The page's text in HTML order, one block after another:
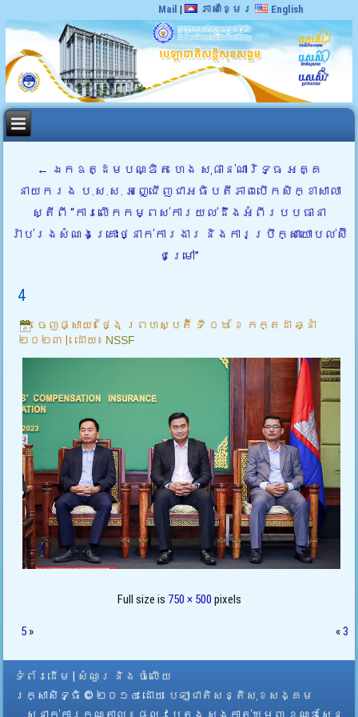
Mail | ភាសាខ្មែរ English
← ឯកឧត្ដមបណ្ឌិត ហេង សុផាន់ណារិទ្ធ អគ្គ
នាយករង ប.ស.ស. អញ្ជើញជាអធិបតីភាពបើកសិក្ខាសាលា
ស្តីពី “ការលើកកម្ពស់ការយល់ដឹងអំពីរបបធានា
រ៉ាប់រងសំណងគ្រោះថ្នាក់ការងារ និងការប្រឹក្សាយោបល់ស៊ី
ជម្រៅ”
4
ចេញផ្សាយ៖ ថ្ងៃ ព្រហស្បតិ៍ ទី ០៦ ខែ កក្តដា ឆ្នាំ
២០២៣
| ដោយ៖ NSSF
Full size is 750 × 500 pixels
5 » «3
ទំព័រដើម
សំណួរ និង ចំលើយ
រក្សាសិទ្ធិ © ២០១៤ ដោយ​ បេឡាជាតិសន្តិសុខសង្គម